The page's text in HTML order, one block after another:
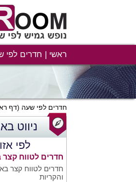
ראשי חדרים לפי
חדרים לפי שעה (דף
ניווט
לפי
חדרים לטווח קצר
חדרים לטווח קצר
והקריות